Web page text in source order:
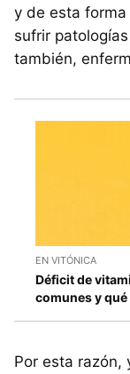
y de esta
sufrir
también,
EN VITÓNICA
Déficit de
comunes y
Por esta razón,